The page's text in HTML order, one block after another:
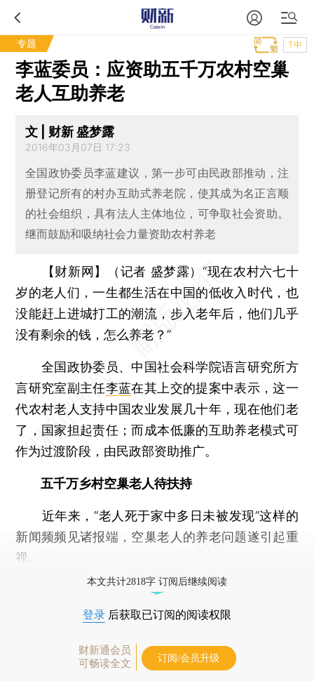
专题 T中
李蓝委员：应资助五千万农村空巢
老人互助养老
文 | 财新 盛梦露
2016年03月07日 17:23
全国政协委员李蓝建议，第一步可由民政部推动，注
册登记所有的村办互助式养老院，使其成为名正言顺
的社会组织，具有法人主体地位，可争取社会资助。
继而鼓励和吸纳社会力量资助农村养老
【财新网】（记者 盛梦露）“现在农村六七十
岁的老人们，一生都生活在中国的低收入时代，也
没能赶上进城打工的潮流，步入老年后，他们几乎
没有剩余的钱，怎么养老？”
全国政协委员、中国社会科学院语言研究所方
言研究室副主任李蓝在其上交的提案中表示，这一
代农村老人支持中国农业发展几十年，现在他们老
了，国家担起责任；而成本低廉的互助养老模式可
作为过渡阶段，由民政部资助推广。
五千万乡村空巢老人待扶持
近年来，“老人死于家中多日未被发现”这样的
新闻频频见诸报端，空巢老人的养老问题遂引起重
视。
本文共计2818字 订阅后继续阅读
登录 后获取已订阅的阅读权限
财新通会员
可畅读全文
订阅/会员升级